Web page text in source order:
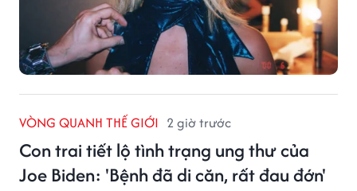
VÒNG QUANH THẾ GIỚI 2 giờ trước
Con trai tiết lộ tình trạng ung thư của
Joe Biden: 'Bệnh đã di căn, rất đau đớn'